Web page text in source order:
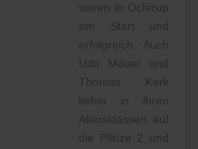
waren in Ochtrup
am Start und
erfolgreich. Auch
Udo Mäuer und
Thomas Kerk
liefen in ihren
Altersklassen auf
die Plätze 2 und